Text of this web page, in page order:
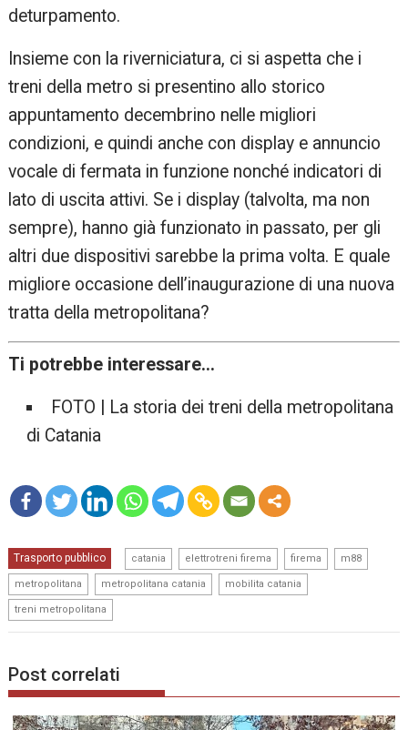
deturpamento.
Insieme con la riverniciatura, ci si aspetta che i
treni della metro si presentino allo storico
appuntamento decembrino nelle migliori
condizioni, e quindi anche con display e annuncio
vocale di fermata in funzione nonché indicatori di
lato di uscita attivi. Se i display (talvolta, ma non
sempre), hanno già funzionato in passato, per gli
altri due dispositivi sarebbe la prima volta. E quale
migliore occasione dell’inaugurazione di una nuova
tratta della metropolitana?
Ti potrebbe interessare…
FOTO | La storia dei treni della metropolitana
di Catania
re
Trasporto pubblico catania elettrotreni firema firema m88
metropolitana metropolitana catania mobilita catania
treni metropolitana
Post correlati